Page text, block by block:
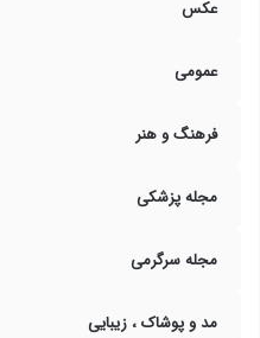
عکس
عمومی
فرهنگ و هنر
مجله پزشکی
مجله سرگرمی
مد و پوشاک ، زیبایی